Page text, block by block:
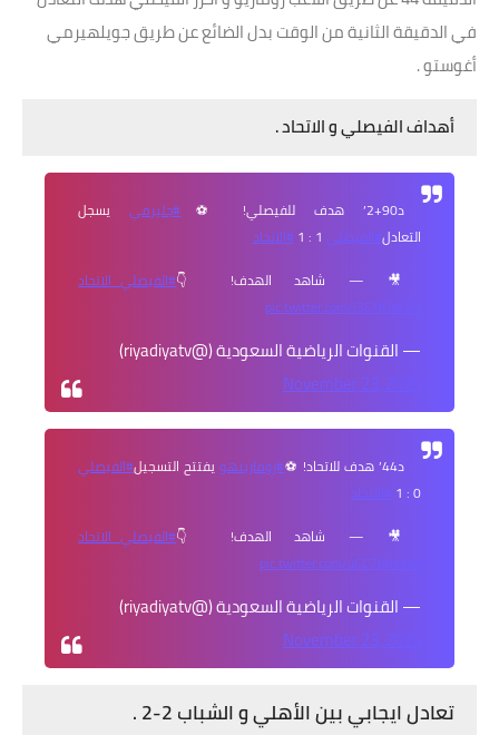
في الدقيقة الثانية من الوقت بدل الضائع عن طريق جويلهيرمي
أغوستو .
أهداف الفيصلي و الاتحاد .
د90+2’ هدف للفيصلي! ⚽ #جليرمييسجل
التعادل#الفيصلي
#الاتحاد
🎥 — شاهد الهدف! 👇#الفيصلي_الاتحاد
pic.twitter.com/i3SYIOnEC1
— القنوات الرياضية السعودية (@riyadiyatv)
November 23, 2020
د44’ هدف للاتحاد! ⚽ #رومارينهويفتتح التسجيل#الفيصلي
0 : 1
#الاتحاد
🎥 — شاهد الهدف! 👇#الفيصلي_الاتحاد
pic.twitter.com/uCC7hNs9oo
— القنوات الرياضية السعودية (@riyadiyatv)
November 23, 2020
تعادل ايجابي بين الأهلي و الشباب 2-2 .